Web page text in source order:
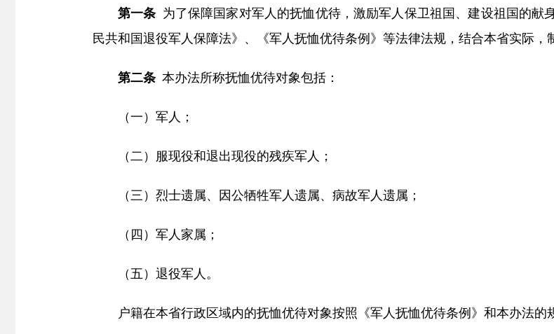
第一条 为了保障国家对军人的抚恤优待，激励军人保卫祖国、建设祖国的献
民共和国退役军人保障法》、《军人抚恤优待条例》等法律法规，结合本省实际，
第二条 本办法所称抚恤优待对象包括：
（一）军人；
（二）服现役和退出现役的残疾军人；
（三）烈士遗属、因公牺牲军人遗属、病故军人遗属；
（四）军人家属；
（五）退役军人。
户籍在本省行政区域内的抚恤优待对象按照《军人抚恤优待条例》和本办法的